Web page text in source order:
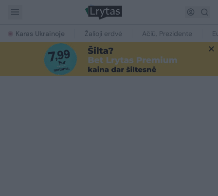
Karas Ukrainoje Žalioji erdvė Ačiū, Prezidente